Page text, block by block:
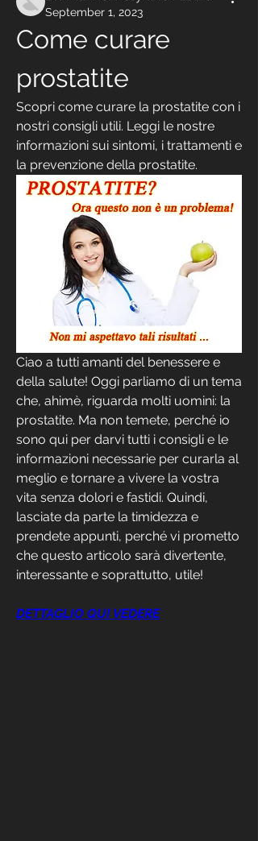
September 1, 2023
Come curare
prostatite
Scopri come curare la prostatite con i
nostri consigli utili. Leggi le nostre
informazioni sui sintomi, i trattamenti e
la prevenzione della prostatite.
Ciao a tutti amanti del benessere e
della salute! Oggi parliamo di un tema
che, ahimè, riguarda molti uomini: la
prostatite. Ma non temete, perché io
sono qui per darvi tutti i consigli e le
informazioni necessarie per curarla al
meglio e tornare a vivere la vostra
vita senza dolori e fastidi. Quindi,
lasciate da parte la timidezza e
prendete appunti, perché vi prometto
che questo articolo sarà divertente,
interessante e soprattutto, utile!
DETTAGLIO QUI VEDERE